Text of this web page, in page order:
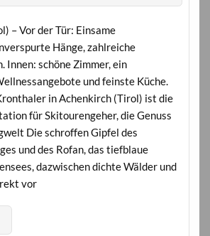
– Vor der Tür: Einsame
Hänge, zahlreiche
Innen: schöne Zimmer, ein
und feinste Küche.
in Achenkirch (Tirol) ist die
für Skitourengeher, die Genuss
Die schroffen Gipfel des
und des Rofan, das tiefblaue
dazwischen dichte Wälder und
vor